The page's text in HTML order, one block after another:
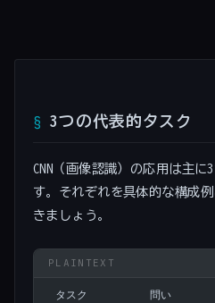
3つの代表的タスク
CNN（画像認識）の応用は主
す。それぞれを具体的な構成
きましょう。
タスク          問い